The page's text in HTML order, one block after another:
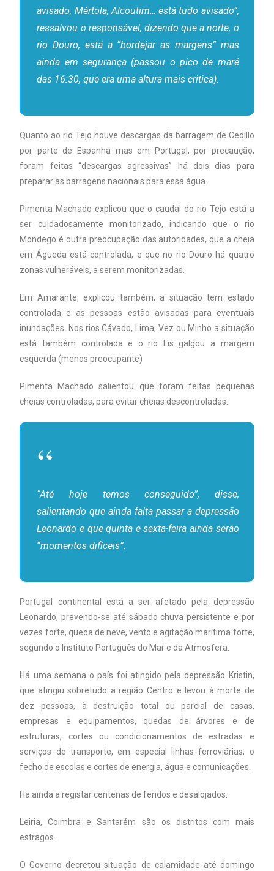
avisado, Mértola, Alcoutim… está tudo avisado”,
ressalvou o responsável, dizendo que a norte, o
rio Douro, está a “bordejar as margens” mas
ainda em segurança (passou o pico de maré
das 16:30, que era uma altura mais critica).
Quanto ao rio Tejo houve descargas da barragem de Cedillo
por parte de Espanha mas em Portugal, por precaução,
foram feitas “descargas agressivas” há dois dias para
preparar as barragens nacionais para essa água.
Pimenta Machado explicou que o caudal do rio Tejo está a
ser cuidadosamente monitorizado, indicando que o rio
Mondego é outra preocupação das autoridades, que a cheia
em Águeda está controlada, e que no rio Douro há quatro
zonas vulneráveis, a serem monitorizadas.
Em Amarante, explicou também, a situação tem estado
controlada e as pessoas estão avisadas para eventuais
inundações. Nos rios Cávado, Lima, Vez ou Minho a situação
está também controlada e o rio Lis galgou a margem
esquerda (menos preocupante)
Pimenta Machado salientou que foram feitas pequenas
cheias controladas, para evitar cheias descontroladas.
“Até hoje temos conseguido”, disse,
salientando que ainda falta passar a depressão
Leonardo e que quinta e sexta-feira ainda serão
“momentos difíceis”.
Portugal continental está a ser afetado pela depressão
Leonardo, prevendo-se até sábado chuva persistente e por
vezes forte, queda de neve, vento e agitação marítima forte,
segundo o Instituto Português do Mar e da Atmosfera.
Há uma semana o país foi atingido pela depressão Kristin,
que atingiu sobretudo a região Centro e levou à morte de
dez pessoas, à destruição total ou parcial de casas,
empresas e equipamentos, quedas de árvores e de
estruturas, cortes ou condicionamentos de estradas e
serviços de transporte, em especial linhas ferroviárias, o
fecho de escolas e cortes de energia, água e comunicações.
Há ainda a registar centenas de feridos e desalojados.
Leiria, Coimbra e Santarém são os distritos com mais
estragos.
O Governo decretou situação de calamidade até domingo